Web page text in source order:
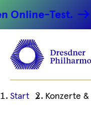
Online-Test.
Ihre
Start Konzerte